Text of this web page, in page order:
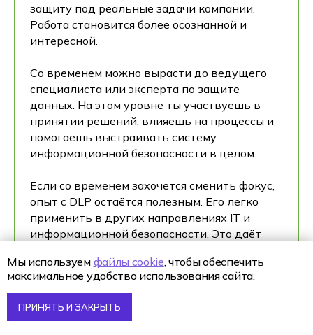
защиту под реальные задачи компании.
Работа становится более осознанной и
интересной.
Со временем можно вырасти до ведущего
специалиста или эксперта по защите
данных. На этом уровне ты участвуешь в
принятии решений, влияешь на процессы и
помогаешь выстраивать систему
информационной безопасности в целом.
Если со временем захочется сменить фокус,
опыт с DLP остаётся полезным. Его легко
применить в других направлениях IT и
информационной безопасности. Это даёт
будущем.
Мы используем файлы cookie, чтобы обеспечить
максимальное удобство использования сайта.
ПРИНЯТЬ И ЗАКРЫТЬ